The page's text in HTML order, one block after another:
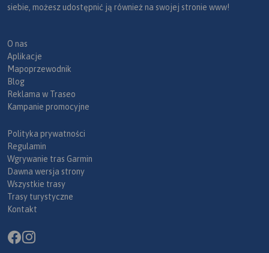
siebie, możesz udostępnić ją również na swojej stronie www!
O nas
Aplikacje
Mapoprzewodnik
Blog
Reklama w Traseo
Kampanie promocyjne
Polityka prywatności
Regulamin
Wgrywanie tras Garmin
Dawna wersja strony
Wszystkie trasy
Trasy turystyczne
Kontakt